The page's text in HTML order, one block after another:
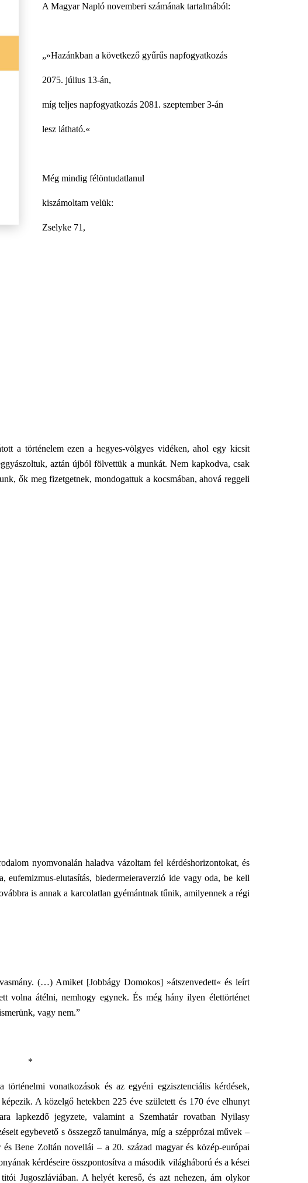
A Magyar Napló novemberi számának tartalmából:
„»Hazánkban a következő gyűrűs napfogyatkozás
2075. július 13-án,
míg teljes napfogyatkozás 2081. szeptember 3-án
lesz látható.«
Még mindig félöntudatlanul
kiszámoltam velük:
Zselyke 71,
a történelem ezen a hegyes-völgyes vidéken, ahol egy kicsit
aztán újból fölvettük a munkát. Nem kapkodva, csak
ők meg fizetgetnek, mondogattuk a kocsmában, ahová reggeli
nyomvonalán haladva vázoltam fel kérdéshorizontokat, és
elutasítás, biedermeieraverzió ide vagy oda, be kell
is annak a karcolatlan gyémántnak tűnik, amilyennek a régi
(…) Amiket [Jobbágy Domokos] »átszenvedett« és leírt
volna átélni, nemhogy egynek. És még hány ilyen élettörténet
vagy nem.”
*
vonatkozások és az egyéni egzisztenciális kérdések,
A közelgő hetekben 225 éve született és 170 éve elhunyt
lapkezdő jegyzete, valamint a Szemhatár rovatban Nyilasy
egybevető s összegző tanulmánya, míg a szépprózai művek –
Bene Zoltán novellái – a 20. század magyar és közép-európai
kérdéseire összpontosítva a második világháború és a kései
Jugoszláviában. A helyét kereső, és azt nehezen, ám olykor